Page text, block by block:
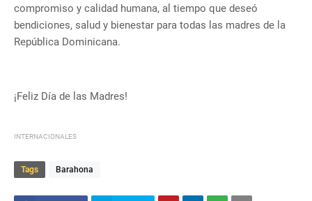
compromiso y calidad humana, al tiempo que deseó
bendiciones, salud y bienestar para todas las madres de la
República Dominicana.
¡Feliz Día de las Madres!
INTERNACIONALES
Tags Barahona